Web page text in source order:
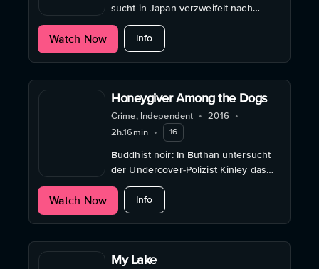
sucht in Japan verzweifelt nach
Arbeit und lügt, um einen Job in
einem traditionellen Soba-Restaurant
zu bekommen.
Watch Now Infoabout Complicity
Honeygiver Among the Dogs
Crime, Independent • 2016 •
2h.16min • 16
Buddhist noir: In Buthan untersucht
der Undercover-Polizist Kinley das
Verschwinden einer buddhistischen
Äbtissin, die im Dorf „Dämonin“
genannt wird.
Watch Now Infoabout Honeygiver Among the Dogs
My Lake